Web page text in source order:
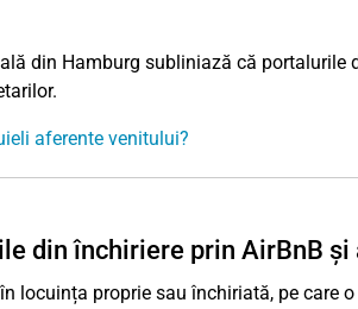
din Hamburg subliniază că portalurile
aferente venitului?
din închiriere prin AirBnB și
locuința proprie sau închiriată, pe care